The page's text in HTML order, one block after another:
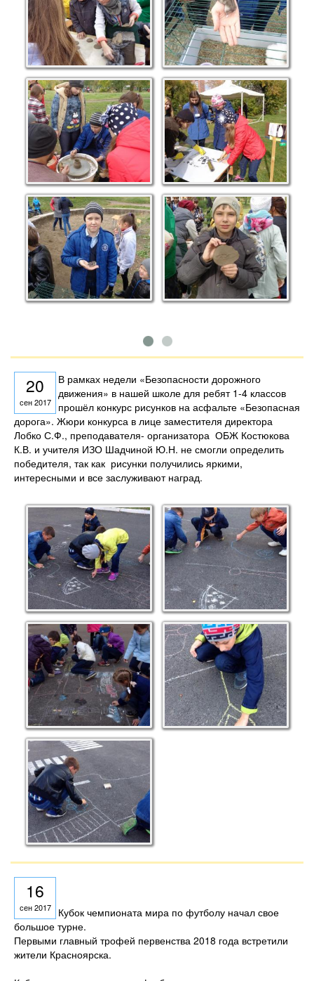
20
сен 2017
В рамках недели «Безопасности дорожного
движения» в нашей школе для ребят 1-4 классов
прошёл конкурс рисунков на асфальте «Безопасная
дорога». Жюри конкурса в лице заместителя директора
Лобко С.Ф., преподавателя- организатора ОБЖ Костюкова
К.В. и учителя ИЗО Шадчиной Ю.Н. не смогли определить
победителя, так как рисунки получились яркими,
интересными и все заслуживают наград.
16
сен 2017
Кубок чемпионата мира по футболу начал свое
большое турне.
Первыми главный трофей первенства 2018 года встретили
жители Красноярска.